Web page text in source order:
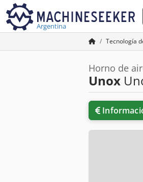
Argentina
Tecnología
Horno de
Unox